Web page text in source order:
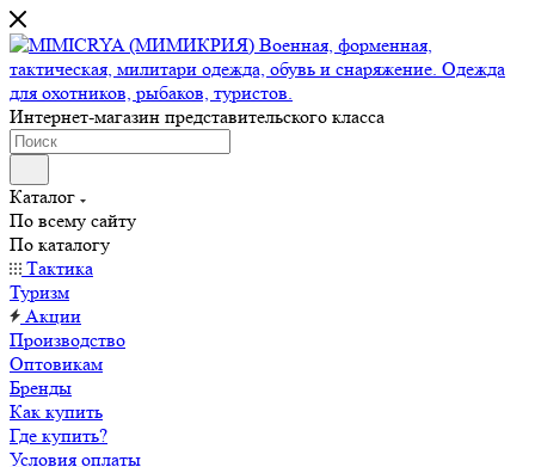
Интернет-магазин представительского класса
Каталог
По всему сайту
По каталогу
Тактика
Туризм
Акции
Производство
Оптовикам
Бренды
Как купить
Где купить?
Условия оплаты